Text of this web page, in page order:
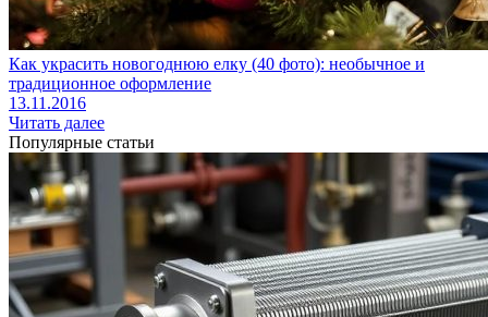
Как украсить новогоднюю елку (40 фото): необычное и
традиционное оформление
13.11.2016
Читать далее
Популярные статьи